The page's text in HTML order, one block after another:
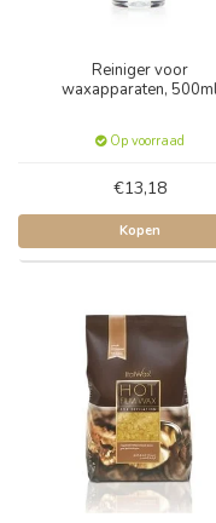
Reiniger voor
waxapparaten,
Op voorraad
€13,18
Kopen